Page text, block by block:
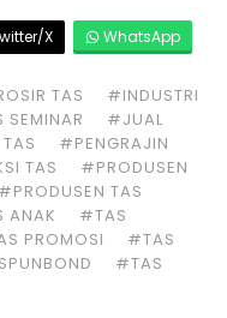
X WhatsApp
TAS
#INDUSTRI
#JUAL
#PENGRAJIN
TAS
#PRODUSEN
#PRODUSEN TAS
ANAK
#TAS
PROMOSI
#TAS
#TAS